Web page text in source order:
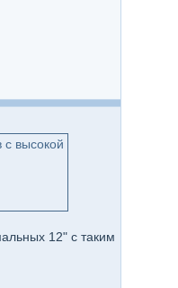
с высокой
12" с таким